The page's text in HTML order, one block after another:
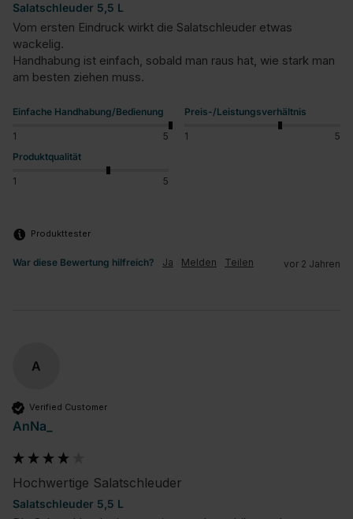
Salatschleuder 5,5 L
Vom ersten Eindruck wirkt die Salatschleuder etwas
wackelig.
Handhabung ist einfach, sobald man raus hat, wie stark man
am besten ziehen muss.
Einfache Handhabung/Bedienung
1 5
Preis-/Leistungsverhältnis
1
5
Produktqualität
1 5
Produkttester
War diese Bewertung hilfreich? Ja Melden Teilen vor 2 Jahren
A
Verified Customer
AnNa_
Hochwertige Salatschleuder
Salatschleuder 5,5 L